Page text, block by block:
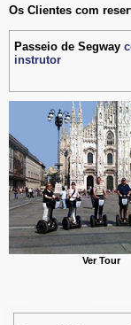
Os Clientes com
Passeio de Segway
instrutor
Ver Tour